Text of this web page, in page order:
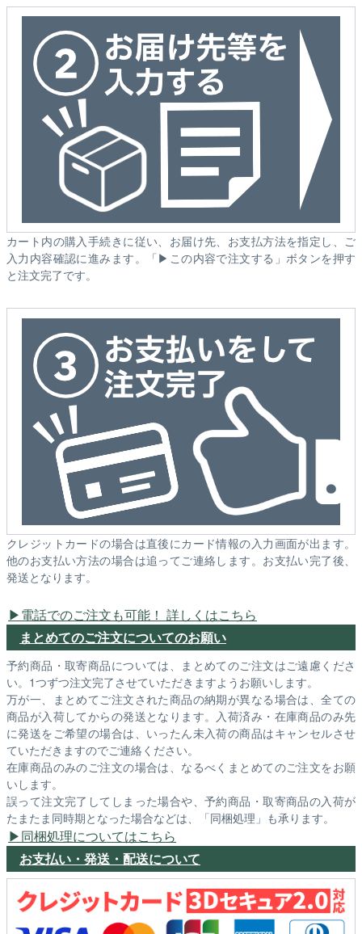
カート内の購入手続きに従い、お届け先、お支払方法を指定し、ご
入力内容確認に進みます。「▶この内容で注文する」ボタンを押す
と注文完了です。
クレジットカードの場合は直後にカード情報の入力画面が出ます。
他のお支払い方法の場合は追ってご連絡します。お支払い完了後、
発送となります。
電話でのご注文も可能！ 詳しくはこちら
まとめてのご注文についてのお願い
予約商品・取寄商品については、まとめてのご注文はご遠慮くださ
い。1つずつ注文完了させていただきますようお願いします。
万が一、まとめてご注文された商品の納期が異なる場合は、全ての
商品が入荷してからの発送となります。入荷済み・在庫商品のみ先
に発送をご希望の場合は、いったん未入荷の商品はキャンセルさせ
ていただきますのでご連絡ください。
在庫商品のみのご注文の場合は、なるべくまとめてのご注文をお願
いします。
誤って注文完了してしまった場合や、予約商品・取寄商品の入荷が
たまたま同時期となった場合などは、「同梱処理」も承ります。
同梱処理についてはこちら
お支払い・発送・配送について